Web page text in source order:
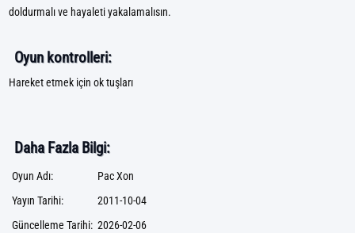
doldurmalı ve hayaleti yakalamalısın.
Oyun kontrolleri:
Hareket etmek için ok tuşları
Daha Fazla Bilgi:
Oyun Adı:
Pac Xon
Yayın Tarihi:
2011-10-04
Güncelleme Tarihi: 2026-02-06